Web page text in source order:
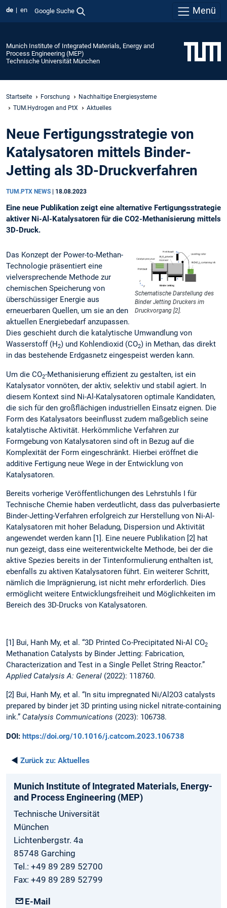
de en Google Suche Menü
Munich Institute of Integrated Materials, Energy and
Process Engineering (MEP)
Technische Universität München
Startseite Forschung
Nachhaltige Energiesysteme
TUM.Hydrogen and PtX
Aktuelles
Neue Fertigungsstrategie von
Katalysatoren mittels Binder-
Jetting als 3D-Druckverfahren
TUM.PTX NEWS 18.08.2023
Eine neue Publikation zeigt eine alternative Fertigungsstrategie
aktiver Ni-Al-Katalysatoren für die CO2-Methanisierung mittels
3D-Druck.
Schematische Darstellung des
Binder Jetting Druckers im
Druckvorgang [2].
Das Konzept der Power-to-Methan-
Technologie präsentiert eine
vielversprechende Methode zur
chemischen Speicherung von
überschüssiger Energie aus
erneuerbaren Quellen, um sie an den
aktuellen Energiebedarf anzupassen.
Dies geschieht durch die katalytische Umwandlung von
Wasserstoff (H 2) und Kohlendioxid (CO2) in Methan, das direkt
in das bestehende Erdgasnetz eingespeist werden kann.
Um die CO2-Methanisierung effizient zu gestalten, ist ein
Katalysator vonnöten, der aktiv, selektiv und stabil agiert. In
diesem Kontext sind Ni-Al-Katalysatoren optimale Kandidaten,
die sich für den großflächigen industriellen Einsatz eignen. Die
Form des Katalysators beeinflusst zudem maßgeblich seine
katalytische Aktivität. Herkömmliche Verfahren zur
Formgebung von Katalysatoren sind oft in Bezug auf die
Komplexität der Form eingeschränkt. Hierbei eröffnet die
additive Fertigung neue Wege in der Entwicklung von
Katalysatoren.
Bereits vorherige Veröffentlichungen des Lehrstuhls I für
Technische Chemie haben verdeutlicht, dass das pulverbasierte
Binder-Jetting-Verfahren erfolgreich zur Herstellung von Ni-Al-
Katalysatoren mit hoher Beladung, Dispersion und Aktivität
angewendet werden kann [1]. Eine neuere Publikation [2] hat
nun gezeigt, dass eine weiterentwickelte Methode, bei der die
aktive Spezies bereits in der Tintenformulierung enthalten ist,
ebenfalls zu aktiven Katalysatoren führt. Ein weiterer Schritt,
nämlich die Imprägnierung, ist nicht mehr erforderlich. Dies
ermöglicht weitere Entwicklungsfreiheit und Möglichkeiten im
Bereich des 3D-Drucks von Katalysatoren.
[1] Bui, Hanh My, et al. “3D Printed Co-Precipitated Ni-Al CO2
Methanation Catalysts by Binder Jetting: Fabrication,
Characterization and Test in a Single Pellet String Reactor.”
Applied Catalysis A: General (2022): 118760.
[2] Bui, Hanh My, et al. “In situ impregnated Ni/Al2O3 catalysts
prepared by binder jet 3D printing using nickel nitrate-containing
ink.” Catalysis Communications (2023): 106738.
DOI: https://doi.org/10.1016/j.catcom.2023.106738
◄ Zurück zu: Aktuelles
Munich­ Institute­ of Integrated­ Materials­, Energy­
and­ Process­ Engineering­ (MEP)
Technische Universität
München
Lichtenbergstr. 4a
85748 Garching
Tel.: +49 89 289 52700
Fax: +49 89 289 52799
E-Mail